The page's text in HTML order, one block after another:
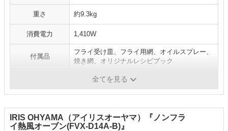
重さ 約9.3kg
消費電力 1,410W
付属品
フライ受け皿、フライ用網、オイルスプレー、
焼き網、オリジナルレシピブック
ノンフライ対応トースター
全てを見る
IRIS OHYAMA（アイリスオーヤマ）『ノンフラ
イ熱風オーブン(FVX-D14A-B)』